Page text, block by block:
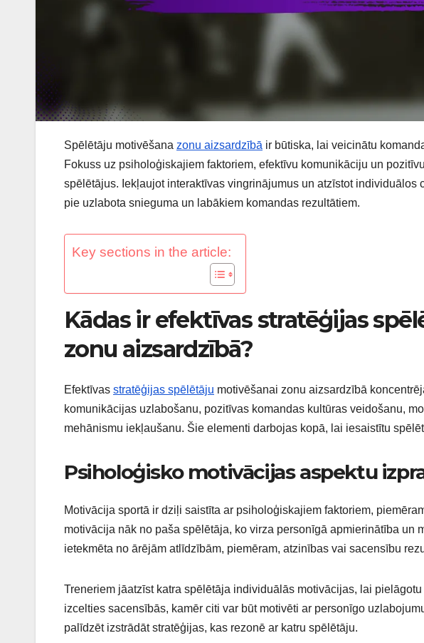
Spēlētāju motivēšana zonu aizsardzībā ir būtiska, lai veicinātu
Fokuss uz psiholoģiskajiem faktoriem, efektīvu komunikāciju un
spēlētājus. Iekļaujot interaktīvas vingrinājumus un atzīstot individuālos
pie uzlabota snieguma un labākiem komandas rezultātiem.
Key sections in the article:
Kādas ir efektīvas stratēģijas
zonu aizsardzībā?
Efektīvas stratēģijas spēlētāju motivēšanai zonu aizsardzībā
komunikācijas uzlabošanu, pozitīvas komandas kultūras veidošanu,
mehānismu iekļaušanu. Šie elementi darbojas kopā, lai iesaistītu
Psiholoģisko motivācijas aspektu
Motivācija sportā ir dziļi saistīta ar psiholoģiskajiem faktoriem,
motivācija nāk no paša spēlētāja, ko virza personīgā apmierinātība un
ietekmēta no ārējām atlīdzībām, piemēram, atzinības vai sacensību
Treneriem jāatzīst katra spēlētāja individuālās motivācijas, lai
izcelties sacensībās, kamēr citi var būt motivēti ar personīgo
palīdzēt izstrādāt stratēģijas, kas rezonē ar katru spēlētāju.